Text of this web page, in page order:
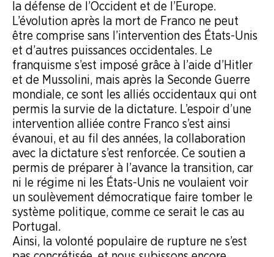
la défense de l’Occident et de l’Europe.
L’évolution après la mort de Franco ne peut
être comprise sans l’intervention des États-Unis
et d’autres puissances occidentales. Le
franquisme s’est imposé grâce à l’aide d’Hitler
et de Mussolini, mais après la Seconde Guerre
mondiale, ce sont les alliés occidentaux qui ont
permis la survie de la dictature. L’espoir d’une
intervention alliée contre Franco s’est ainsi
évanoui, et au fil des années, la collaboration
avec la dictature s’est renforcée. Ce soutien a
permis de préparer à l’avance la transition, car
ni le régime ni les États-Unis ne voulaient voir
un soulèvement démocratique faire tomber le
système politique, comme ce serait le cas au
Portugal.
Ainsi, la volonté populaire de rupture ne s’est